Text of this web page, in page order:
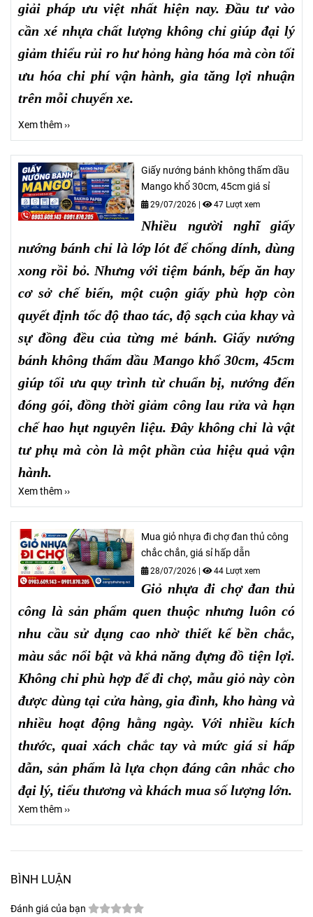
giải pháp ưu việt nhất hiện nay. Đầu tư vào
cần xé nhựa chất lượng không chỉ giúp đại lý
giảm thiểu rủi ro hư hỏng hàng hóa mà còn tối
ưu hóa chi phí vận hành, gia tăng lợi nhuận
trên mỗi chuyến xe.
Xem thêm ››
Giấy nướng bánh không thấm dầu
Mango khổ 30cm, 45cm giá sỉ
29/07/2026 | 47 Lượt xem
Nhiều người nghĩ giấy
nướng bánh chỉ là lớp lót để chống dính, dùng
xong rồi bỏ. Nhưng với tiệm bánh, bếp ăn hay
cơ sở chế biến, một cuộn giấy phù hợp còn
quyết định tốc độ thao tác, độ sạch của khay và
sự đồng đều của từng mẻ bánh. Giấy nướng
bánh không thấm dầu Mango khổ 30cm, 45cm
giúp tối ưu quy trình từ chuẩn bị, nướng đến
đóng gói, đồng thời giảm công lau rửa và hạn
chế hao hụt nguyên liệu. Đây không chỉ là vật
tư phụ mà còn là một phần của hiệu quả vận
hành.
Xem thêm ››
Mua giỏ nhựa đi chợ đan thủ công
chắc chắn, giá sỉ hấp dẫn
28/07/2026 | 44 Lượt xem
Giỏ nhựa đi chợ đan thủ
công là sản phẩm quen thuộc nhưng luôn có
nhu cầu sử dụng cao nhờ thiết kế bền chắc,
màu sắc nổi bật và khả năng đựng đồ tiện lợi.
Không chỉ phù hợp để đi chợ, mẫu giỏ này còn
được dùng tại cửa hàng, gia đình, kho hàng và
nhiều hoạt động hằng ngày. Với nhiều kích
thước, quai xách chắc tay và mức giá sỉ hấp
dẫn, sản phẩm là lựa chọn đáng cân nhắc cho
đại lý, tiểu thương và khách mua số lượng lớn.
Xem thêm ››
BÌNH LUẬN
Đánh giá của bạn